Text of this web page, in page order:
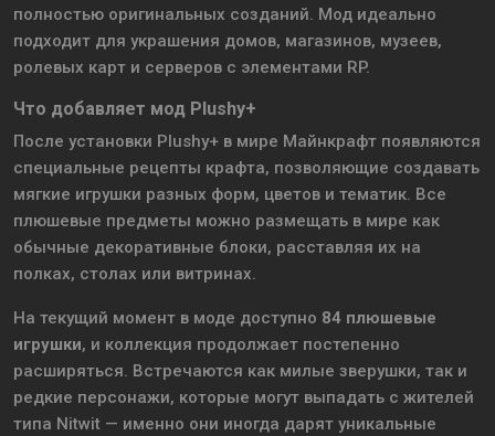
полностью оригинальных созданий. Мод идеально
подходит для украшения домов, магазинов, музеев,
ролевых карт и серверов с элементами RP.
Что добавляет мод Plushy+
После установки Plushy+ в мире Майнкрафт появляются
специальные рецепты крафта, позволяющие создавать
мягкие игрушки разных форм, цветов и тематик. Все
плюшевые предметы можно размещать в мире как
обычные декоративные блоки, расставляя их на
полках, столах или витринах.
На текущий момент в моде доступно 84 плюшевые
игрушки, и коллекция продолжает постепенно
расширяться. Встречаются как милые зверушки, так и
редкие персонажи, которые могут выпадать с жителей
типа Nitwit — именно они иногда дарят уникальные